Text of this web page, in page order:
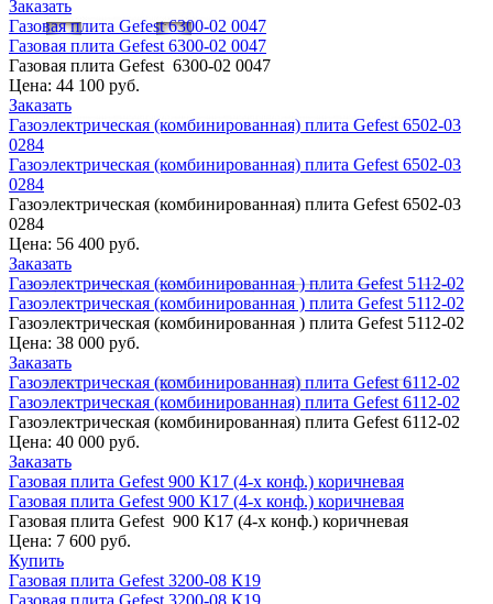
Заказать
Газовая плита Gefest 6300-02 0047
Газовая плита Gefest 6300-02 0047
Газовая плита Gefest 6300-02 0047
Цена: 44 100 руб.
Заказать
Газоэлектрическая (комбинированная) плита Gefest 6502-03
0284
Газоэлектрическая (комбинированная) плита Gefest 6502-03
0284
Газоэлектрическая (комбинированная) плита Gefest 6502-03
0284
Цена: 56 400 руб.
Заказать
Газоэлектрическая (комбинированная ) плита Gefest 5112-02
Газоэлектрическая (комбинированная ) плита Gefest 5112-02
Газоэлектрическая (комбинированная ) плита Gefest 5112-02
Цена: 38 000 руб.
Заказать
Газоэлектрическая (комбинированная) плита Gefest 6112-02
Газоэлектрическая (комбинированная) плита Gefest 6112-02
Газоэлектрическая (комбинированная) плита Gefest 6112-02
Цена: 40 000 руб.
Заказать
Газовая плита Gefest 900 К17 (4-х конф.) коричневая
Газовая плита Gefest 900 К17 (4-х конф.) коричневая
Газовая плита Gefest 900 К17 (4-х конф.) коричневая
Цена: 7 600 руб.
Купить
Газовая плита Gefest 3200-08 К19
Газовая плита Gefest 3200-08 К19